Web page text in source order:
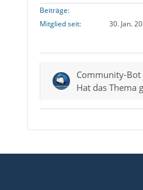
Beiträge
Mitglied seit
30. Jan.
Community-Bot
Hat das Thema